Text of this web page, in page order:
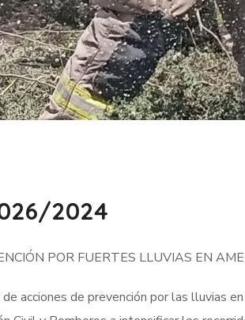
026/2024
POR FUERTES LLUVIAS EN
acciones de prevención por las lluvias